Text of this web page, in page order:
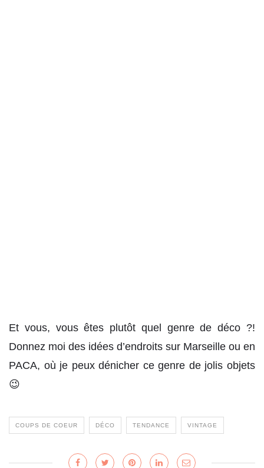
Et vous, vous êtes plutôt quel genre de déco ?!
Donnez moi des idées d’endroits sur Marseille ou en
PACA, où je peux dénicher ce genre de jolis objets
😉
COUPS DE COEUR DÉCO TENDANCE VINTAGE